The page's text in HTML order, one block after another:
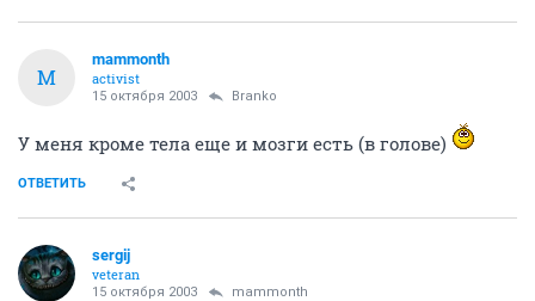
M
mammonth
activist
15 октября 2003 Branko
У меня кроме тела еще и мозги есть (в голове)
ОТВЕТИТЬ
sergij
veteran
15 октября 2003 mammonth